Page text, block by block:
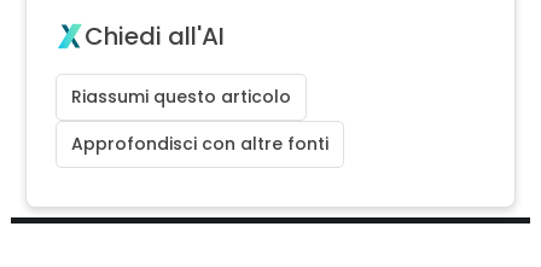
Chiedi all'AI
Riassumi questo articolo
Approfondisci con altre fonti